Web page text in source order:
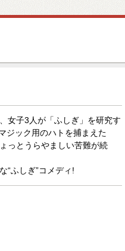
女子3人が「ふしぎ」を研究す
ック用のハトを捕まえた
っとうらやましい苦難が続
“ふしぎ”コメディ!